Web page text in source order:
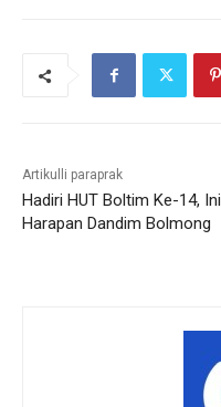
Artikulli paraprak
Hadiri HUT Boltim Ke-14, Ini
Harapan Dandim Bolmong